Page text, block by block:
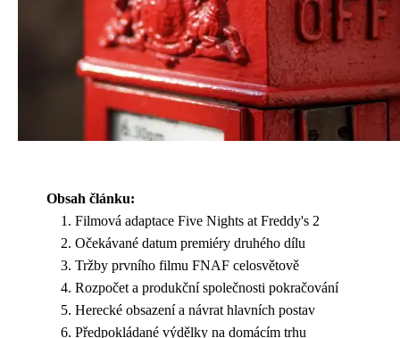
Obsah článku:
Filmová adaptace Five Nights at Freddy's 2
Očekávané datum premiéry druhého dílu
Tržby prvního filmu FNAF celosvětově
Rozpočet a produkční společnosti pokračování
Herecké obsazení a návrat hlavních postav
Předpokládané výdělky na domácím trhu